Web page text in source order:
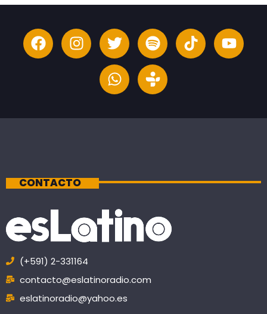
CONTACTO
(+591) 2-331164
contacto@eslatinoradio.com
eslatinoradio@yahoo.es